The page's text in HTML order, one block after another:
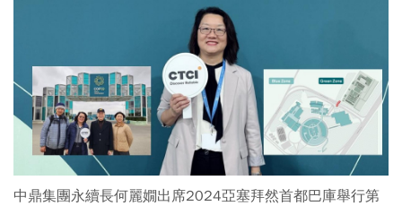
中鼎集團永續長何麗嫺出席2024亞塞拜然首都巴庫舉行第